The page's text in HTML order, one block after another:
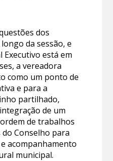
dos
da sessão, e
está em
a vereadora
como um ponto de
e para a
partilhado,
de um
de trabalhos
Conselho para
acompanhamento
municipal.